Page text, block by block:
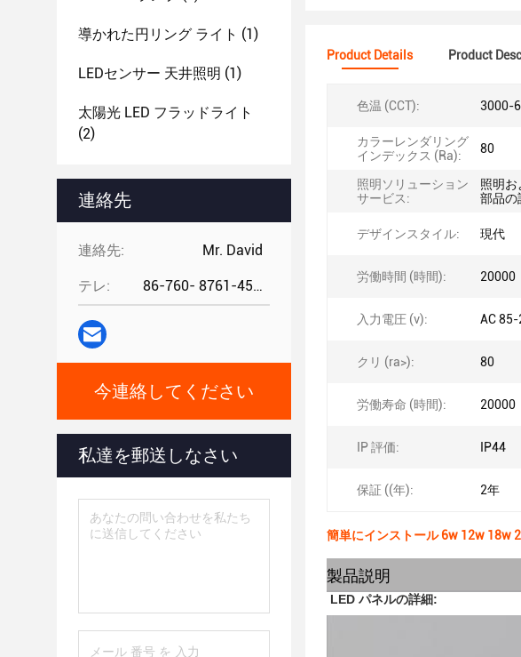
導かれた円リング ライト (1)
LEDセンサー 天井照明 (1)
太陽光 LED フラッドライト
(2)
連絡先
連絡先: Mr. David
テレ: 86-760- 8761-4582
今連絡してください
私達を郵送しなさい
Product Details Product
色温 (CCT): 3000-
カラーレンダリング
インデックス (Ra):
80
照明ソリューション
サービス:
照明お
部品の
デザインスタイル: 現代
労働時間 (時間): 20000
入力電圧 (v): AC
クリ (ra>): 80
労働寿命 (時間): 20000
IP 評価: IP44
保証 ((年): 2年
簡単にインストール 6w 12w 18w
製品説明
LED パネルの詳細: